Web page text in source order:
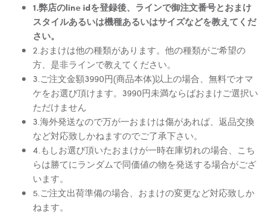
1.弊店のline idを登録後、ラインで御注文番号とおまけ
スタイルあるいは機種あるいはサイズなどを教えてくだ
さい。
2.おまけは他の種類があります。他の種類がご希望の
方、是非ラインで教えてください。
3.ご注文金額3990円(商品本体)以上の場合、無料でオマ
ケをお選び頂けます。3990円未満ならばおまけご選択い
ただけません
3.海外発送なので万が一おまけは傷があれば、返品交換
など対応致しかねますのでご了承下さい。
4.もしお選び頂いたおまけが一時在庫切れの場合、こち
らは勝てにランダムで同価値の物を発送する場合がござ
います。
5.ご注文出荷準備の場合、おまけの変更など対応致しか
ねます。